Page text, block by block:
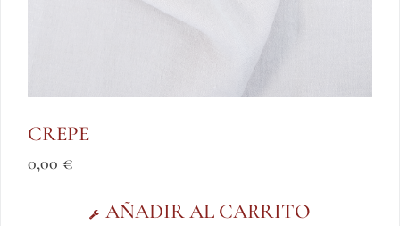
CREPE
0,00 €
AÑADIR AL CARRITO